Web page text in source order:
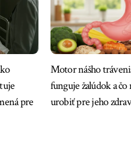
pre
Motor nášho
funguje žalúdok a čo
urobiť pre jeho